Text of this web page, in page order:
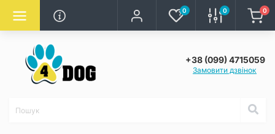
0 0 0
+38 (099) 4715059
Замовити дзвінок